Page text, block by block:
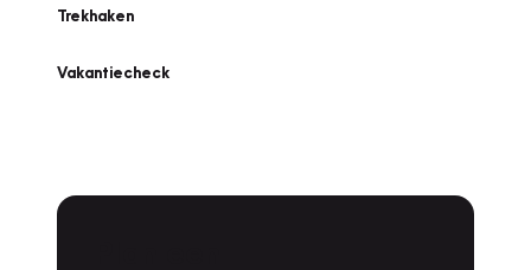
Trekhaken
Vakantiecheck